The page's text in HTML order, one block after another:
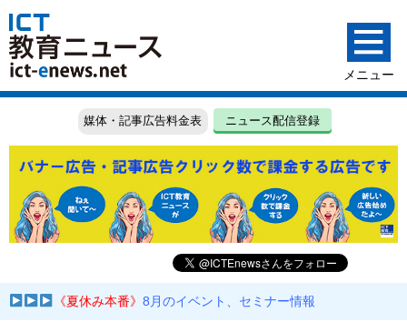
媒体・記事広告料金表 ニュース配信登録
《夏休み本番》8月のイベント、セミナー情報